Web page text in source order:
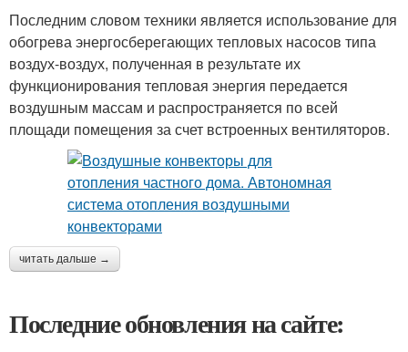
Последним словом техники является использование для
обогрева энергосберегающих тепловых насосов типа
воздух-воздух, полученная в результате их
функционирования тепловая энергия передается
воздушным массам и распространяется по всей
площади помещения за счет встроенных вентиляторов.
читать дальше →
Последние обновления на сайте: